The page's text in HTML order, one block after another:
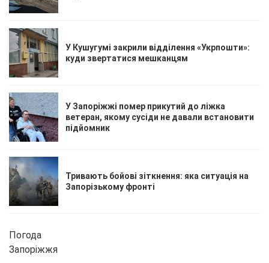
У Кушугумі закрили відділення «Укрпошти»:
куди звертатися мешканцям
У Запоріжжі помер прикутий до ліжка
ветеран, якому сусіди не давали встановити
підйомник
Тривають бойові зіткнення: яка ситуація на
Запорізькому фронті
Погода
Запоріжжя